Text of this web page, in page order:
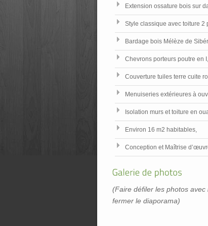
Extension ossature bois sur
Style classique avec toiture 2
Bardage bois Mélèze de
Chevrons porteurs poutre en I,
Couverture tuiles terre cuite
Menuiseries extérieures à
Isolation murs et toiture en
Environ 16 m2 habitables,
Conception et Maîtrise
(Faire défiler les photos
fermer le diaporama)